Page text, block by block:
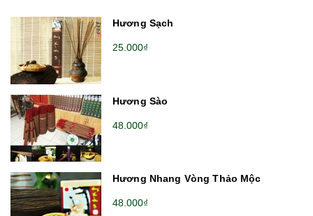
Hương Sạch
25.000₫
Hương Sào
48.000₫
Hương Nhang Vòng Thảo Mộc
48.000₫